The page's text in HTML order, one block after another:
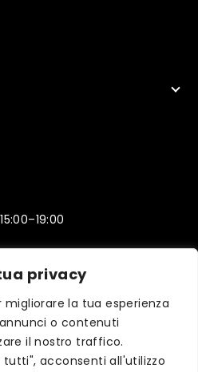
privacy
migliorare la tua esperienza
o contenuti
il nostro traffico.
acconsenti all'utilizzo
Powered byiltuocreasito